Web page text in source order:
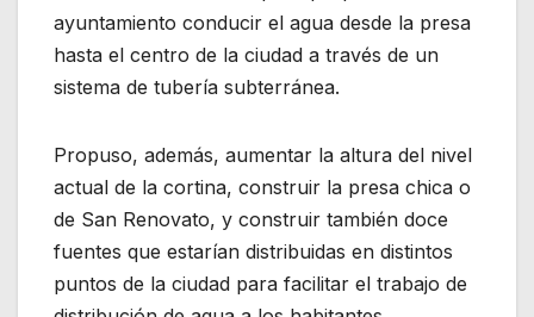
ayuntamiento conducir el agua desde la presa
hasta el centro de la ciudad a través de un
sistema de tubería subterránea.
Propuso, además, aumentar la altura del nivel
actual de la cortina, construir la presa chica o
de San Renovato, y construir también doce
fuentes que estarían distribuidas en distintos
puntos de la ciudad para facilitar el trabajo de